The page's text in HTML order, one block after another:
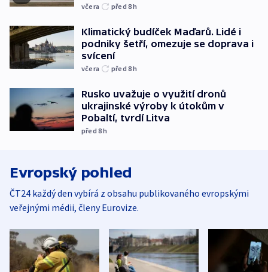
včera před 8h
Klimatický budíček Maďarů. Lidé i
podniky šetří, omezuje se doprava i
svícení
včera před 8h
Rusko uvažuje o využití dronů
ukrajinské výroby k útokům v
Pobaltí, tvrdí Litva
před 8h
Evropský pohled
ČT24 každý den vybírá z obsahu publikovaného evropskými
veřejnými médii, členy Eurovize.